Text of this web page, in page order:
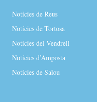
Notícies de Reus
Notícies de Tortosa
Notícies del Vendrell
Notícies d’Amposta
Notícies de Salou